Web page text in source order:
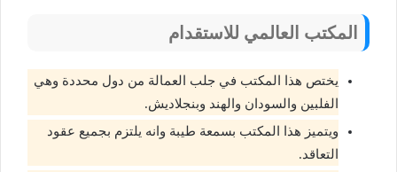
المكتب العالمي للاستقدام
يختص هذا المكتب في جلب العمالة من دول محددة وهي
الفلبين والسودان والهند وبنجلاديش.
ويتميز هذا المكتب بسمعة طيبة وانه يلتزم بجميع عقود
التعاقد.